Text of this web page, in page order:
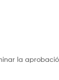
la